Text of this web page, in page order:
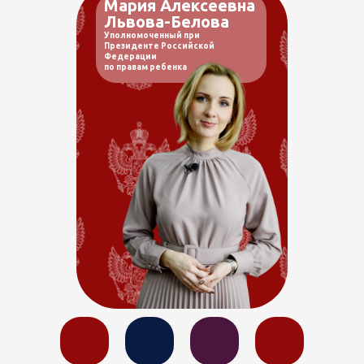
Уполномоченный при
Президенте Российской
Федерации
по правам ребенка
Мария Алексеевна
Львова-Белова